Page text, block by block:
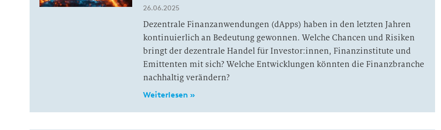
26.06.2025
Dezentrale Finanzanwendungen (dApps) haben in den letzten Jahren
kontinuierlich an Bedeutung gewonnen. Welche Chancen und Risiken
bringt der dezentrale Handel für Investor:innen, Finanzinstitute und
Emittenten mit sich? Welche Entwicklungen könnten die Finanzbranche
nachhaltig verändern?
Weiterlesen »